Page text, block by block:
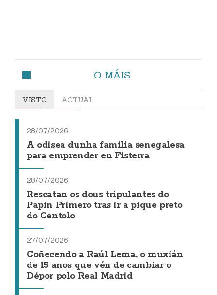
O MÁIS
VISTO ACTUAL
28/07/2026
A odisea dunha familia senegalesa
para emprender en Fisterra
28/07/2026
Rescatan os dous tripulantes do
Papin Primero tras ir a pique preto
do Centolo
27/07/2026
Coñecendo a Raúl Lema, o muxián
de 15 anos que vén de cambiar o
Dépor polo Real Madrid